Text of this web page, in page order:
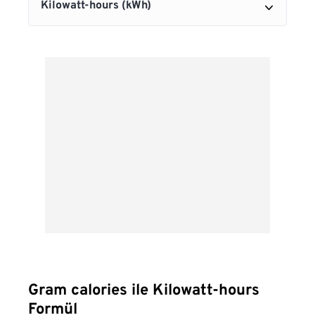
Gram calories ile Kilowatt-hours
Formül